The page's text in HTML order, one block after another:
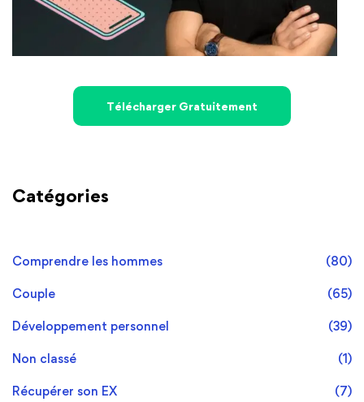
Télécharger Gratuitement
Catégories
Comprendre les hommes (80)
Couple (65)
Développement personnel (39)
Non classé (1)
Récupérer son EX (7)